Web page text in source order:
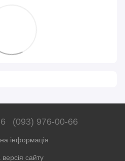
(093) 976-00-66
інформація
сайту